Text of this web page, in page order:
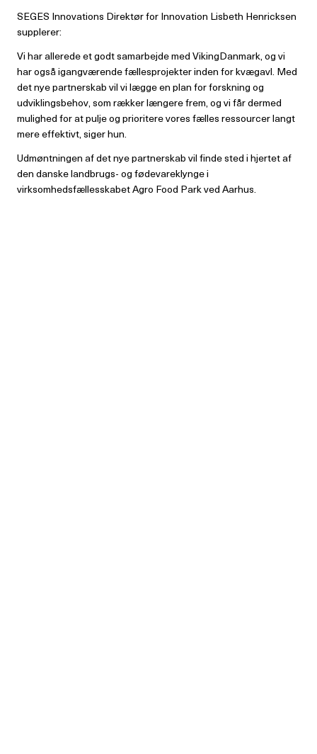
SEGES Innovations Direktør for Innovation Lisbeth Henricksen
supplerer:
Vi har allerede et godt samarbejde med VikingDanmark, og vi
har også igangværende fællesprojekter inden for kvægavl. Med
det nye partnerskab vil vi lægge en plan for forskning og
udviklingsbehov, som rækker længere frem, og vi får dermed
mulighed for at pulje og prioritere vores fælles ressourcer langt
mere effektivt, siger hun.
Udmøntningen af det nye partnerskab vil finde sted i hjertet af
den danske landbrugs- og fødevareklynge i
virksomhedsfællesskabet Agro Food Park ved Aarhus.